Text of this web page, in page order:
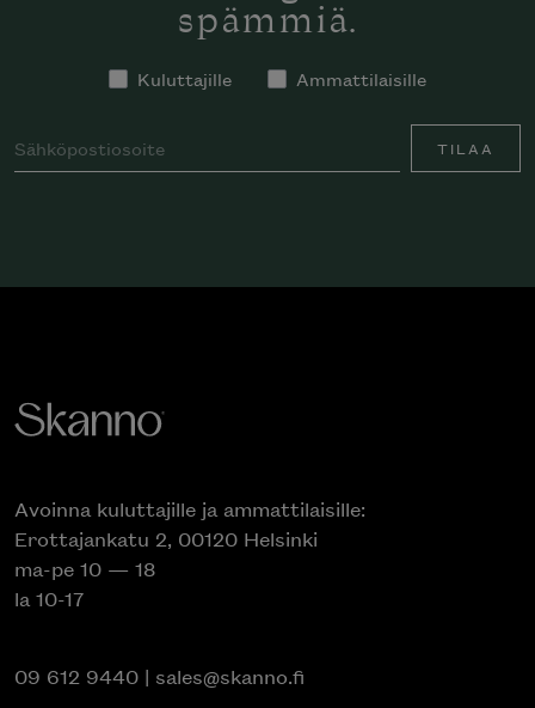
spämmiä.
Kuluttajille Ammattilaisille
TILAA
Avoinna kuluttajille ja ammattilaisille:
Erottajankatu 2, 00120 Helsinki
ma-pe 10 — 18
la 10-17
09 612 9440 | sales@skanno.fi